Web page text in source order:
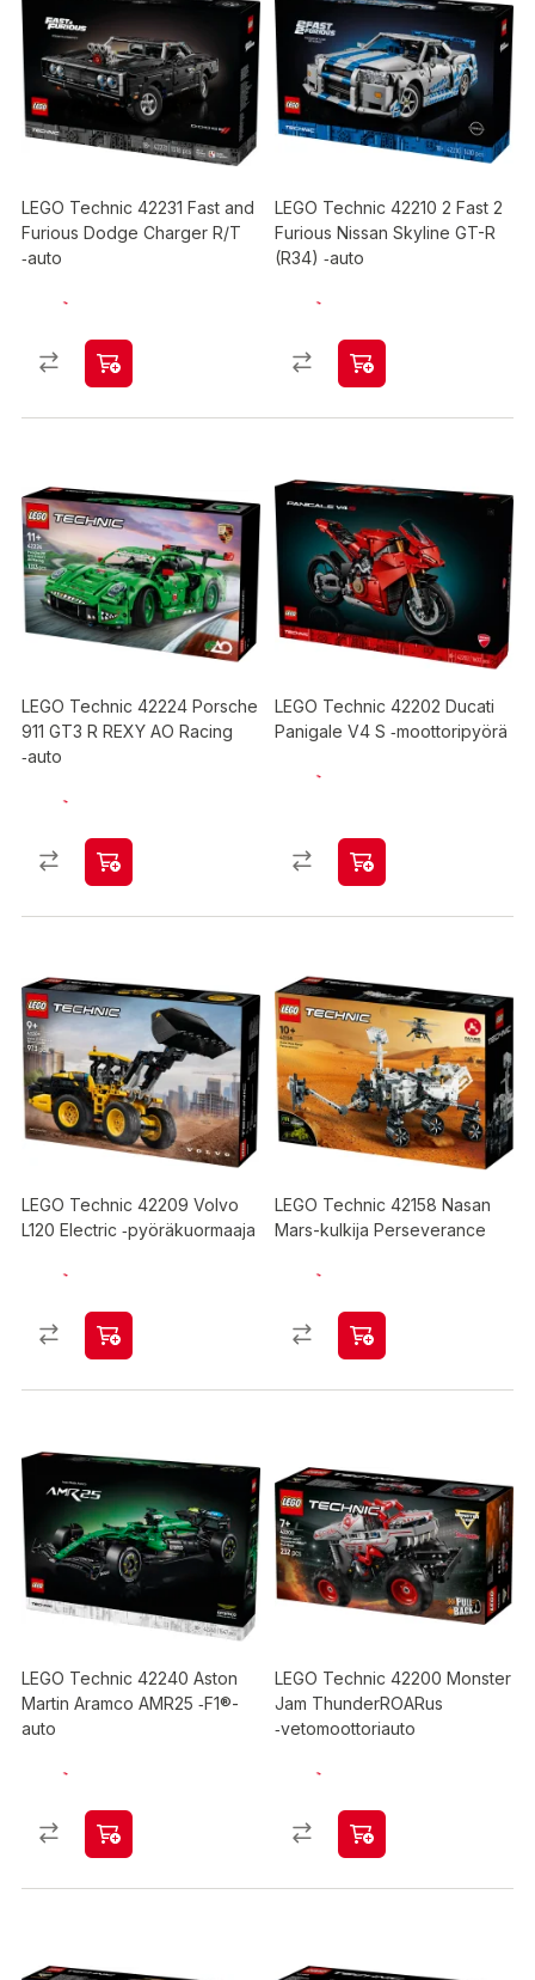
LEGO Technic 42231 Fast and
Furious Dodge Charger R/T
‑auto
LEGO Technic 42210 2 Fast 2
Furious Nissan Skyline GT-R
(R34) ‑auto
LEGO Technic 42224 Porsche
911 GT3 R REXY AO Racing
‑auto
LEGO Technic 42202 Ducati
Panigale V4 S ‑moottoripyörä
LEGO Technic 42209 Volvo
L120 Electric ‑pyöräkuormaaja
LEGO Technic 42158 Nasan
Mars-kulkija Perseverance
LEGO Technic 42240 Aston
Martin Aramco AMR25 ‑F1®-
auto
LEGO Technic 42200 Monster
Jam ThunderROARus
‑vetomoottoriauto